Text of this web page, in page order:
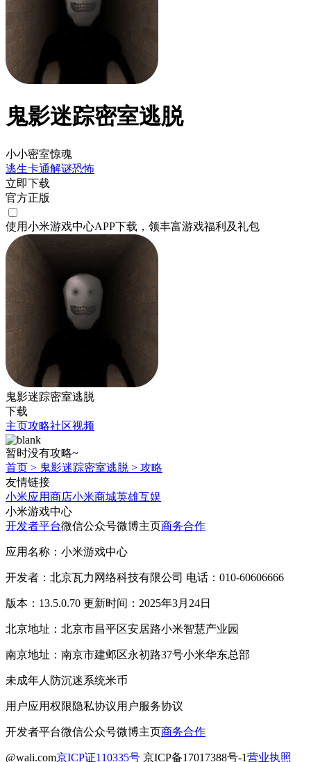
鬼影迷踪密室逃脱
小小密室惊魂
逃生卡通解谜恐怖
立即下载
官方正版
使用小米游戏中心APP下载 ，领丰富游戏福利 及礼包
鬼影迷踪密室逃脱
下载
主页攻略社区视频
暂时没有攻略~
首页 > 鬼影迷踪密室逃脱 > 攻略
友情链接
小米应用商店小米商城英雄互娱
小米游戏中心
开发者平台微信公众号微博主页商务合作
应用名称：小米游戏中心
开发者：北京瓦力网络科技有限公司 电话：010-60606666
版本：13.5.0.70 更新时间：2025年3月24日
北京地址：北京市昌平区安居路小米智慧产业园
南京地址：南京市建邺区永初路37号小米华东总部
未成年人防沉迷系统米币
用户应用权限隐私协议用户服务协议
开发者平台微信公众号微博主页商务合作
@wali.com京ICP证110335号 京ICP备17017388号-1营业执照